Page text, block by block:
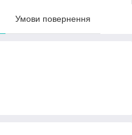
Умови повернення